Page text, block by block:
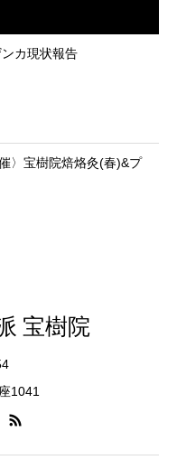
カ現状報告
〉宝樹院焙烙灸(春)&プ
宝樹院
1041